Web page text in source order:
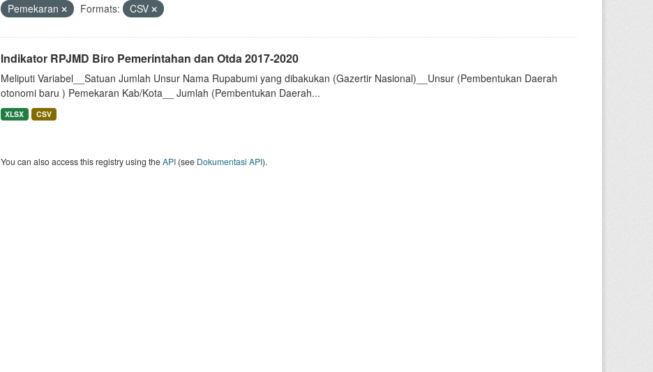
Pemekaran
Formats: CSV
Indikator RPJMD Biro Pemerintahan dan Otda 2017-2020
Meliputi Variabel__Satuan Jumlah Unsur Nama Rupabumi yang dibakukan (Gazertir Nasional)__Unsur (Pembentukan Daerah
otonomi baru ) Pemekaran Kab/Kota__ Jumlah (Pembentukan Daerah...
XLSX CSV
You can also access this registry using theAPI(see Dokumentasi API).